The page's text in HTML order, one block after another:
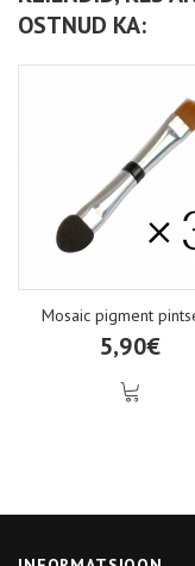
OSTNUD KA:
Mosaic pigment
5,90€